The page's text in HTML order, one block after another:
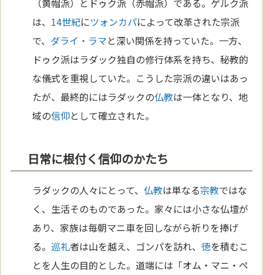
は、 14世紀にツォンカパによって改革された宗派
で、 ダライ・ラマと深い関係を持っていた。一方、
ドゥク派はラダック独自の修行体系を持ち、秘教的
な儀式を重視していた。こうした宗派の違いはあっ
たが、最終的にはラダックの仏教は一体となり、地
域の信仰として確立された。
日常に根付く信仰のかたち
ラダックの人々にとって、仏教は単なる宗教ではな
く、生活そのものであった。家々には小さな仏壇が
あり、家族は毎朝マニ車を回しながら祈りを捧げ
る。巡礼者は山を越え、ゴンパを訪れ、徳を積むこ
とを人生の目的とした。道端には「オム・マニ・ペ